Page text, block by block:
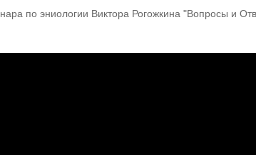
по эниологии Виктора Рогожкина "Вопросы и